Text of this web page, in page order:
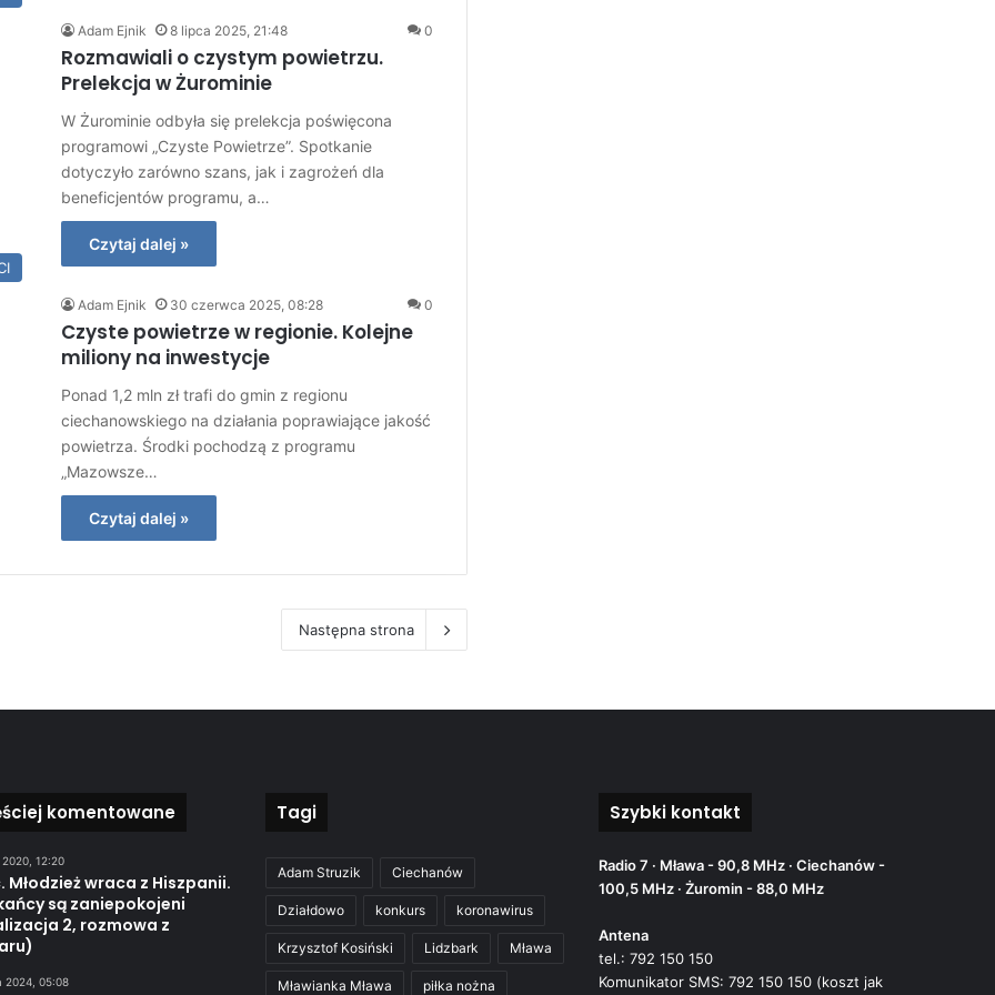
Adam Ejnik 8 lipca 2025, 21:48 0
Rozmawiali o czystym powietrzu.
Prelekcja w Żurominie
W Żurominie odbyła się prelekcja poświęcona
programowi „Czyste Powietrze”. Spotkanie
dotyczyło zarówno szans, jak i zagrożeń dla
beneficjentów programu, a…
Czytaj dalej »
Adam Ejnik 30 czerwca 2025, 08:28 0
Czyste powietrze w regionie. Kolejne
miliony na inwestycje
Ponad 1,2 mln zł trafi do gmin z regionu
ciechanowskiego na działania poprawiające jakość
powietrza. Środki pochodzą z programu
„Mazowsze…
Czytaj dalej »
Następna strona
komentowane
12:20
Młodzież wraca z Hiszpanii.
są zaniepokojeni
2, rozmowa z
2024, 05:08
Tagi
Adam Struzik Ciechanów
Działdowo konkurs koronawirus
Krzysztof Kosiński Lidzbark Mława
Mławianka Mława piłka nożna
Szybki kontakt
Radio 7 · Mława - 90,8 MHz · Ciechanów -
100,5 MHz · Żuromin - 88,0 MHz
Antena
tel.: 792 150 150
Komunikator SMS: 792 150 150 (koszt jak